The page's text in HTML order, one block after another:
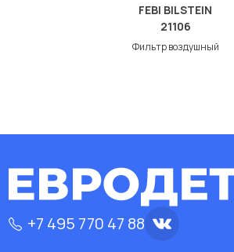
FEBI BILSTEIN
21106
Фильтр воздушный
+7 495 770 47 88